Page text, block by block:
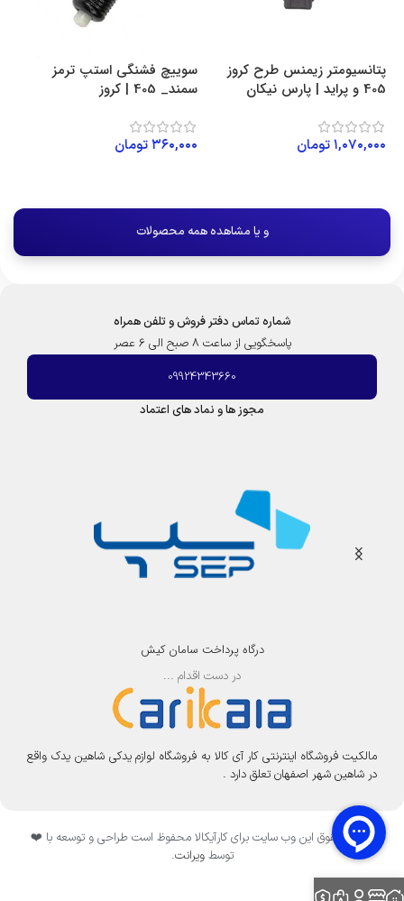
پتانسیومتر زیمنس طرح کروز
405 و پراید | پارس نیکان
۱,۰۷۰,۰۰۰تومان
سوییچ فشنگی استپ ترمز
سمند_ 405 | کروز
۳۶۰,۰۰۰تومان
و یا مشاهده همه محصولات
شماره تماس دفتر فروش و تلفن همراه
پاسخگویی از ساعت 8 صبح الی 6 عصر
09924343660
مجوز ها و نماد های اعتماد
درگاه پرداخت سامان کیش
در دست اقدام ...
مالکیت فروشگاه اینترنتی کار آی کالا به فروشگاه لوازم یدکی شاهین یدک واقع
در شاهین شهر اصفهان تعلق دارد .
تمامی حقوق این وب سایت برای کارآیکالا محفوظ است طراحی و توسعه با ❤️
توسطویرانت.